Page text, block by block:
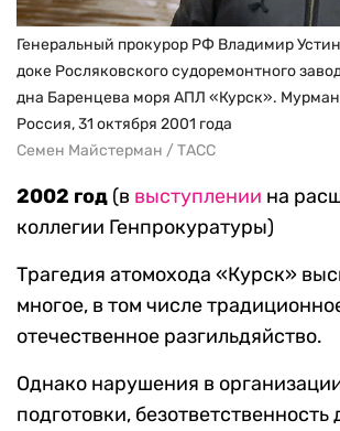
Генеральный прокурор РФ Владимир
доке Росляковского судоремонтного
дна Баренцева моря АПЛ «Курск».
Россия, 31 октября 2001 года
Семен Майстерман / ТАСС
2002 год (в выступлении на
коллегии Генпрокуратуры)
Трагедия атомохода «Курск»
многое, в том числе
отечественное разгильдяйство.
Однако нарушения в
подготовки,